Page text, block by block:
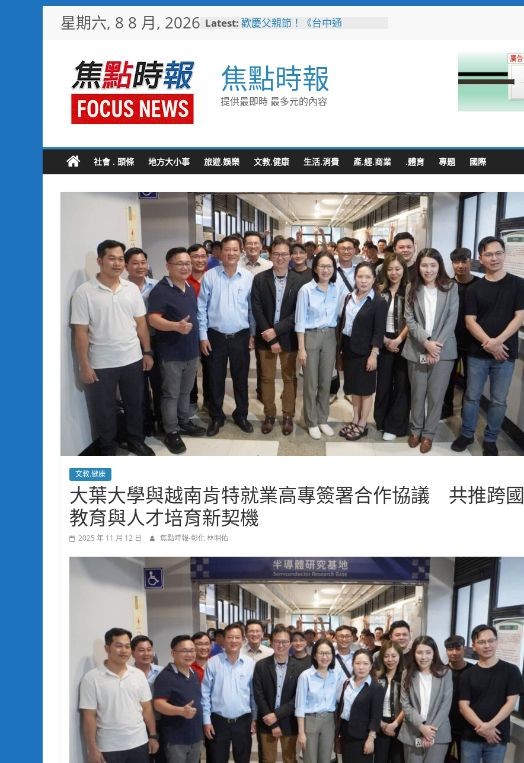
星期六, 8 8 月, 2026 Latest: 歡慶父親節！《台中通
砲轟綠營防疫冷血、食安不透明
埔里鎮以西部牛仔風 歡慶父親
節
警友辦事處大力相挺！岡山分局
焦點時報
提供最即時 最多元的內容
社會 . 頭條 地方大小事 旅遊.娛樂 文教.健康 生活.消費 產.經.商業 .體育 專題 國際
文教.健康
大葉大學與越南肯特就業高專簽署合作協議 共推跨國
教育與人才培育新契機
2025 年 11 月 12 日 焦點時報-彰化 林明佑